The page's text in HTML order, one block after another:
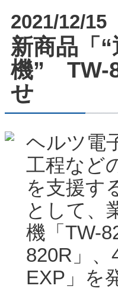
2021/12/15
新商品「
機” TW-
せ
ヘルツ電
工程など
を支援す
として、
機「TW-
820R」
EXP」を